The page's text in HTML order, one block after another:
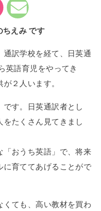
ちえみ です
訳学校を経て、日英通
英語育児をやってき
２人います。
す。日英通訳者とし
たくさん見てきまし
「おうち英語」で、将来
に育ててあげることがで
くても、高い教材を買わ